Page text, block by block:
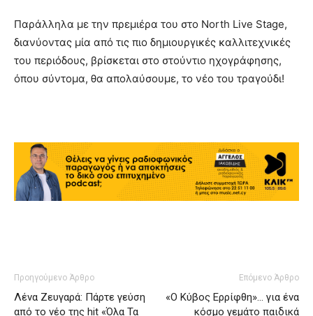
Παράλληλα με την πρεμιέρα του στο North Live Stage,
διανύοντας μία από τις πιο δημιουργικές καλλιτεχνικές
του περιόδους, βρίσκεται στο στούντιο ηχογράφησης,
όπου σύντομα, θα απολαύσουμε, το νέο του τραγούδι!
Προηγούμενο Άρθρο
Λένα Ζευγαρά: Πάρτε γεύση
από το νέο της hit «Όλα Τα
Επόμενο Άρθρο
«O Κύβος Ερρίφθη»… για ένα
κόσμο γεμάτο παιδικά